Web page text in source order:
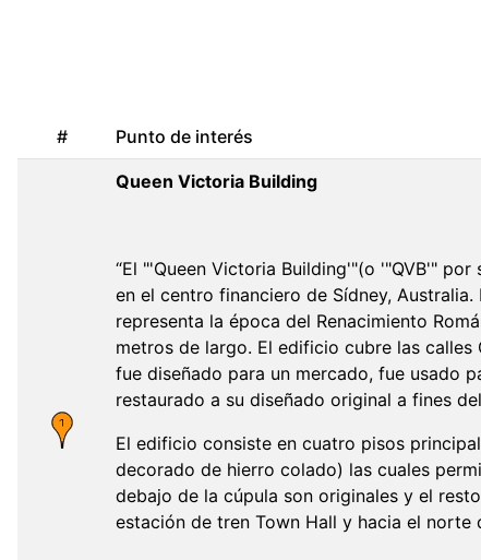
# Punto de interés
Queen Victoria Building
“El "'Queen Victoria Building'"(o '"QVB'"
en el centro financiero de Sídney,
representa la época del Renacimiento
metros de largo. El edificio cubre las
fue diseñado para un mercado, fue usado
restaurado a su diseñado original a fines
El edificio consiste en cuatro pisos
decorado de hierro colado) las cuales
debajo de la cúpula son originales y el
estación de tren Town Hall y hacia el